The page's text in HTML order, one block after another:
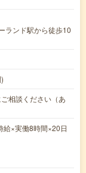
ランド駅から徒歩10
相談ください（あ
×実働8時間×20日